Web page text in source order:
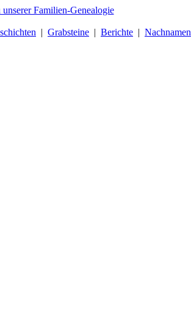
| Grabsteine | Berichte | Nachnamen